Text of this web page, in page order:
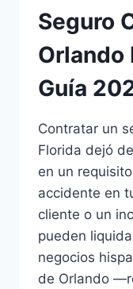
Seguro
Orlando
Guía
Contratar un
Florida dejó
en un
accidente en
cliente o un
pueden
negocios
de Orlando